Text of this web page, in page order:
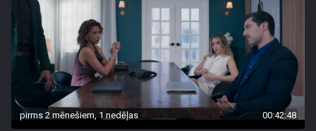
pirms 2 mēnešiem, 1 nedēļas 00:42:48